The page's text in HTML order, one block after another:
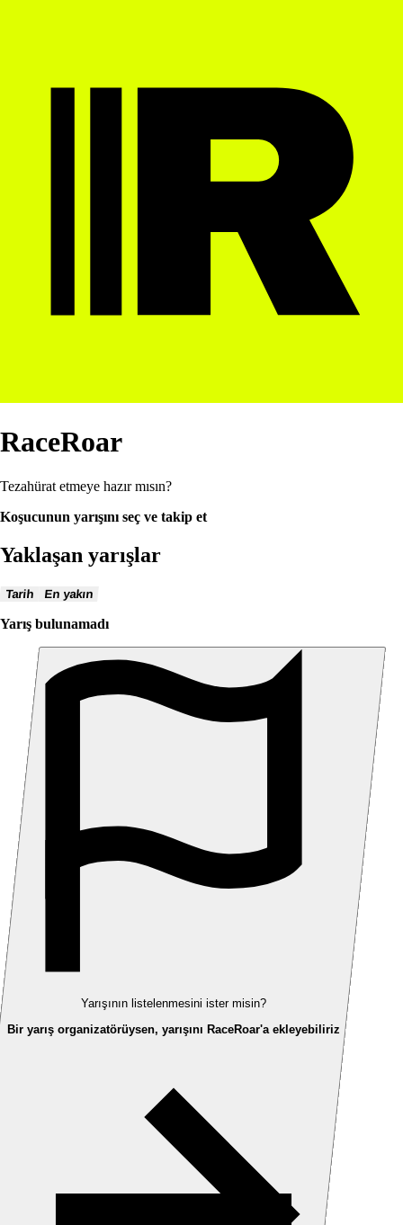
RaceRoar
Tezahürat etmeye hazır mısın?
Koşucunun yarışını seç ve takip et
Yaklaşan yarışlar
Tarih En yakın
Yarış bulunamadı
Yarışının listelenmesini ister misin?
Bir yarış organizatörüysen, yarışını RaceRoar'a ekleyebiliriz